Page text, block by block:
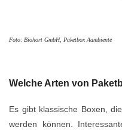
Foto: Biohort GmbH, Paketbox Aambiente
Welche Arten von
Es gibt klassische Boxen,
werden können.